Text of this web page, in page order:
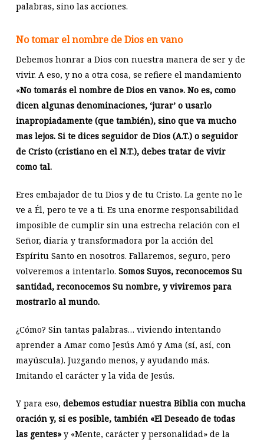
palabras, sino las acciones.
No tomar el nombre de Dios en vano
Debemos honrar a Dios con nuestra manera de ser y de
vivir. A eso, y no a otra cosa, se refiere el mandamiento
«No tomarás el nombre de Dios en vano». No es, como
dicen algunas denominaciones, ‘jurar’ o usarlo
inapropiadamente (que también), sino que va mucho
mas lejos. Si te dices seguidor de Dios (A.T.) o seguidor
de Cristo (cristiano en el N.T.), debes tratar de vivir
como tal.
Eres embajador de tu Dios y de tu Cristo. La gente no le
ve a Él, pero te ve a ti. Es una enorme responsabilidad
imposible de cumplir sin una estrecha relación con el
Señor, diaria y transformadora por la acción del
Espíritu Santo en nosotros. Fallaremos, seguro, pero
volveremos a intentarlo. Somos Suyos, reconocemos Su
santidad, reconocemos Su nombre, y viviremos para
mostrarlo al mundo.
¿Cómo? Sin tantas palabras… viviendo intentando
aprender a Amar como Jesús Amó y Ama (sí, así, con
mayúscula). Juzgando menos, y ayudando más.
Imitando el carácter y la vida de Jesús.
Y para eso, debemos estudiar nuestra Biblia con mucha
oración y, si es posible, también «El Deseado de todas
las gentes»y «Mente, carácter y personalidad» de la